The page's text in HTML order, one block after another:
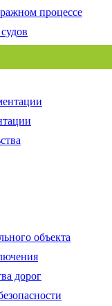
процессе
объекта
дорог